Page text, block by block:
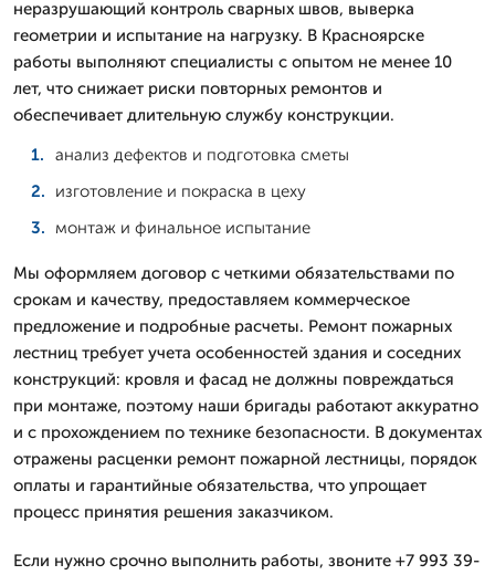
неразрушающий контроль сварных швов, выверка
геометрии и испытание на нагрузку. В Красноярске
работы выполняют специалисты с опытом не менее 10
лет, что снижает риски повторных ремонтов и
обеспечивает длительную службу конструкции.
анализ дефектов и подготовка сметы
изготовление и покраска в цеху
монтаж и финальное испытание
Мы оформляем договор с четкими обязательствами по
срокам и качеству, предоставляем коммерческое
предложение и подробные расчеты. Ремонт пожарных
лестниц требует учета особенностей здания и соседних
конструкций: кровля и фасад не должны повреждаться
при монтаже, поэтому наши бригады работают аккуратно
и с прохождением по технике безопасности. В документах
отражены расценки ремонт пожарной лестницы, порядок
оплаты и гарантийные обязательства, что упрощает
процесс принятия решения заказчиком.
Если нужно срочно выполнить работы, звоните +7 993 39-